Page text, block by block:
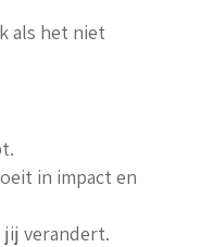
als het niet
in impact en
jij verandert.